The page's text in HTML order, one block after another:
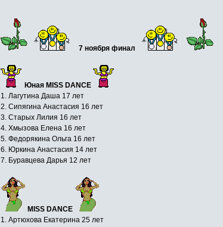
7 ноября финал
Юная MISS DANCE
1. Лагутина Даша 17 лет
2. Сипягина Анастасия 16 лет
3. Старых Лилия 16 лет
4. Хмызова Елена 16 лет
5. Федорякина Ольга 16 лет
6. Юркина Анастасия 14 лет
7. Буравцева Дарья 12 лет
MISS DANCE
1. Артюхова Екатерина 25 лет